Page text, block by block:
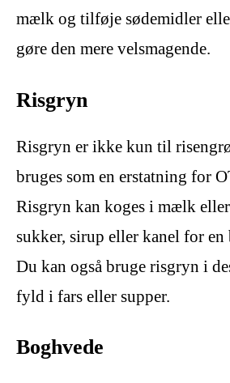
mælk og tilføje sødemidler
gøre den mere velsmagende.
Risgryn
Risgryn er ikke kun til
bruges som en erstatning for
Risgryn kan koges i mælk
sukker, sirup eller kanel for en
Du kan også bruge risgryn i
fyld i fars eller supper.
Boghvede